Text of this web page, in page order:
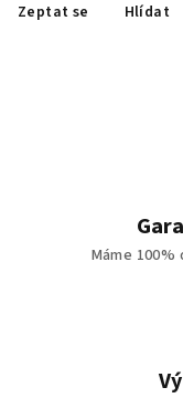
Zeptat se Hlídat
Máme 100%